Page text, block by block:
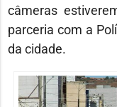
câmeras
parceria com a
da cidade.